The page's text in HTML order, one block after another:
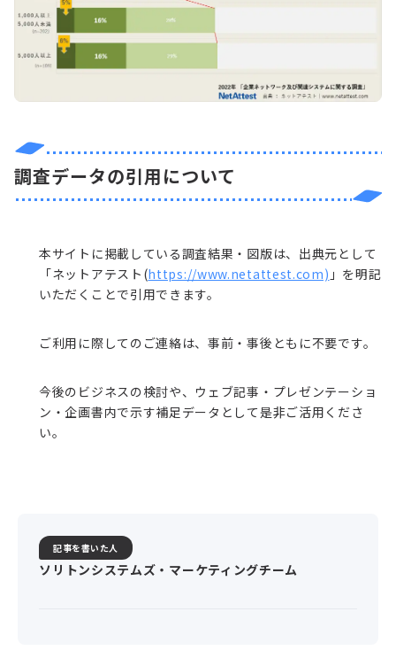
調査データの引用について
本サイトに掲載している調査結果・図版は、出典元として
「ネットアテスト(https://www.netattest.com) 」を明記
いただくことで引用できます。
ご利用に際してのご連絡は、事前・事後ともに不要です。
今後のビジネスの検討や、ウェブ記事・プレゼンテーショ
ン・企画書内で示す補足データとして是非ご活用くださ
い。
記事を書いた人
ソリトンシステムズ・マーケティングチーム